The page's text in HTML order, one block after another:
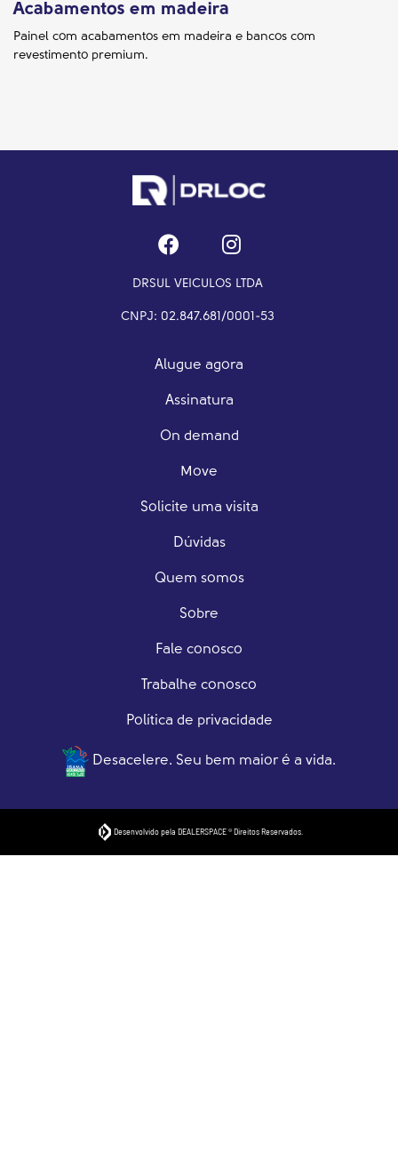
Acabamentos em madeira
Painel com acabamentos em madeira e bancos com
revestimento premium.
DRSUL VEICULOS LTDA
CNPJ: 02.847.681/0001-53
Alugue agora
Assinatura
On demand
Move
Solicite uma visita
Dúvidas
Quem somos
Sobre
Fale conosco
Trabalhe conosco
Política de privacidade
Desacelere. Seu bem maior é a vida.
Desenvolvido pela DEALERSPACE ® Direitos Reservados.